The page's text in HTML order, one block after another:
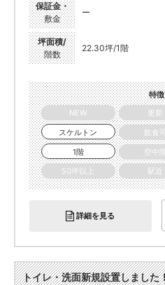
保証金・
敷金
ー
坪面積/
階数
22.30坪/1階
特徴
NEW
更新
スケルトン
飲食可
1階
空中
50坪以上
駅近
詳細を見る
トイレ・洗面新規設置しまし